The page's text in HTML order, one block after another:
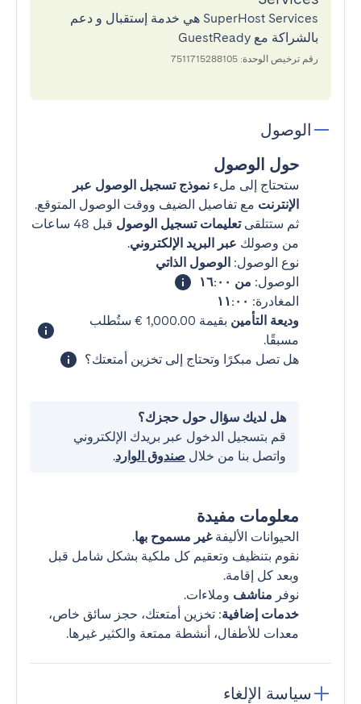
SuperHost Services هي خدمة إستقبال و دعم
بالشراكة مع GuestReady
رقم ترخيص الوحدة: 7511715288105
الوصول
حول الوصول
ستحتاج إلى ملء نموذج تسجيل الوصول عبر
الإنترنت مع تفاصيل الضيف ووقت الوصول المتوقع.
ثم ستتلقىتعليمات تسجيل الوصول
قبل 48 ساعات
من وصولك عبر البريد الإلكتروني.
نوع الوصول: الوصول الذاتي
الوصول: من ١٦:٠٠
المغادرة: ١١:٠٠
وديعة التأمين
بقيمة ‏1,000.00 € ستُطلب
مسبقًا.
هل تصل مبكرًا وتحتاج إلى تخزين أمتعتك؟
هل لديك سؤال حول حجزك؟
قم بتسجيل الدخول عبر بريدك الإلكتروني
واتصل بنا من خلال صندوق الوارد.
معلومات مفيدة
الحيوانات الأليفةغير مسموح بها.
نقوم بتنظيف وتعقيم كل ملكية بشكل شامل قبل
وبعد كل إقامة.
نوفر مناشف وملاءات.
خدمات إضافية: تخزين أمتعتك، حجز سائق خاص،
معدات للأطفال، أنشطة ممتعة والكثير غيرها.
سياسة الإلغاء